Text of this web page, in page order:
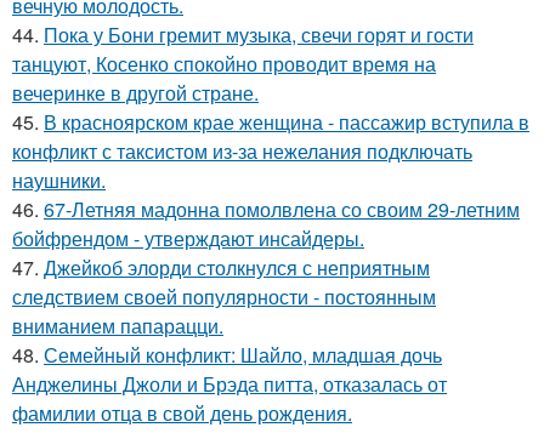
44. Пока у Бони гремит музыка, свечи горят и гости
танцуют, Косенко спокойно проводит время на
вечеринке в другой стране.
45. В красноярском крае женщина - пассажир вступила в
конфликт с таксистом из-за нежелания подключать
наушники.
46. 67-Летняя мадонна помолвлена со своим 29-летним
бойфрендом - утверждают инсайдеры.
47. Джейкоб элорди столкнулся с неприятным
следствием своей популярности - постоянным
вниманием папарацци.
48. Семейный конфликт: Шайло, младшая дочь
Анджелины Джоли и Брэда питта, отказалась от
фамилии отца в свой день рождения.